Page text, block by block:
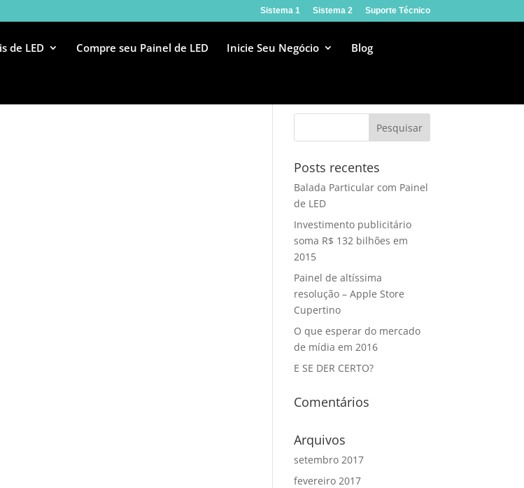
Sistema 1 Sistema 2 Suporte Técnico
de LED Compre seu Painel de LED Inicie Seu Negócio Blog
Posts recentes
Balada Particular com Painel
de LED
Investimento publicitário
soma R$ 132 bilhões em
2015
Painel de altíssima
resolução – Apple Store
Cupertino
O que esperar do mercado
de mídia em 2016
E SE DER CERTO?
Comentários
Arquivos
setembro 2017
fevereiro 2017